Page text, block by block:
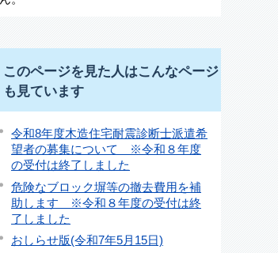
このページを見た人はこんなページ
も見ています
令和8年度木造住宅耐震診断士派遣希
望者の募集について ※令和８年度
の受付は終了しました
危険なブロック塀等の撤去費用を補
助します ※令和８年度の受付は終
了しました
おしらせ版(令和7年5月15日)